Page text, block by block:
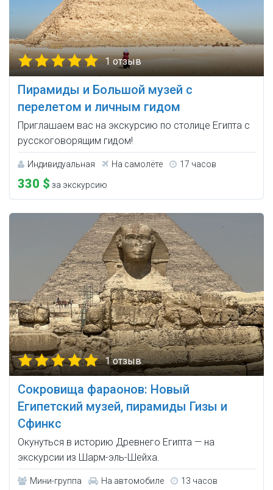
1 отзыв
Пирамиды и Большой музей с
перелетом и личным гидом
Приглашаем вас на экскурсию по столице Египта с
русскоговорящим гидом!
Индивидуальная На самолёте 17 часов
330 $ за экскурсию
1 отзыв
Сокровища фараонов: Новый
Египетский музей, пирамиды Гизы и
Сфинкс
Окунуться в историю Древнего Египта — на
экскурсии из Шарм-эль-Шейха.
Мини-группа На автомобиле 13 часов